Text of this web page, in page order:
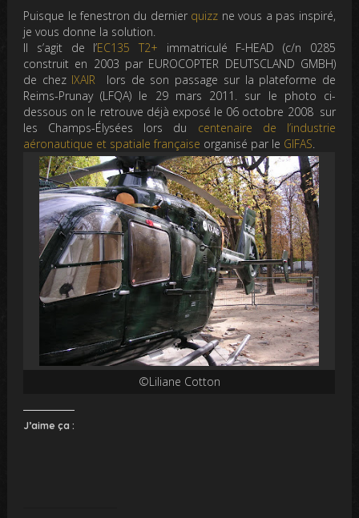
Puisque le fenestron du dernier quizz ne vous a pas inspiré,
je vous donne la solution.
Il s’agit de l’EC135 T2+ immatriculé F-HEAD (c/n 0285
construit en 2003 par EUROCOPTER DEUTSCLAND GMBH)
de chez IXAIR lors de son passage sur la plateforme de
Reims-Prunay (LFQA) le 29 mars 2011. sur le photo ci-
dessous on le retrouve déjà exposé le 06 octobre 2008 sur
les Champs-Élysées lors du centenaire de l’industrie
aéronautique et spatiale française organisé par le GIFAS.
©Liliane Cotton
J’aime ça :